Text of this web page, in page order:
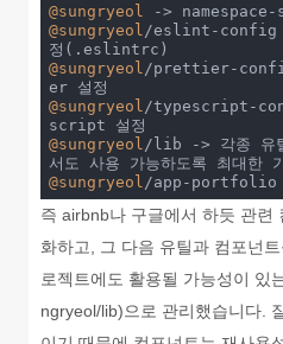
@sungryeol
@sungryeol /eslint-config -
@sungryeol /prettier-
@sungryeol /typescript-
@sungryeol /lib -> 각종 유
@sungryeol
즉 airbnb나 구글에서 하듯 관련
화하고, 그 다음 유틸과 컴포넌
로젝트에도 활용될 가능성이 있
ngryeol/lib)으로 관리했습니다.